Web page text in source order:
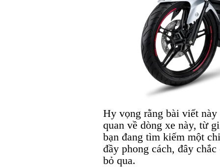
Hy vọng rằng bài viết
quan về dòng xe này, từ
bạn đang tìm kiếm một
đầy phong cách, đây
bỏ qua.